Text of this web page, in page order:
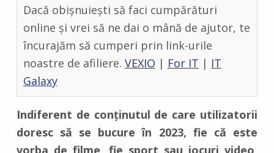
S
0
Dacă obișnuiești să faci cumpărături
online și vrei să ne dai o mână de ajutor, te
încurajăm să cumperi prin link-urile
noastre de afiliere. VEXIO | For IT | IT
Galaxy
Indiferent de conținutul de care utilizatorii
doresc să se bucure în 2023, fie că este
vorba de filme, fie sport sau jocuri video,